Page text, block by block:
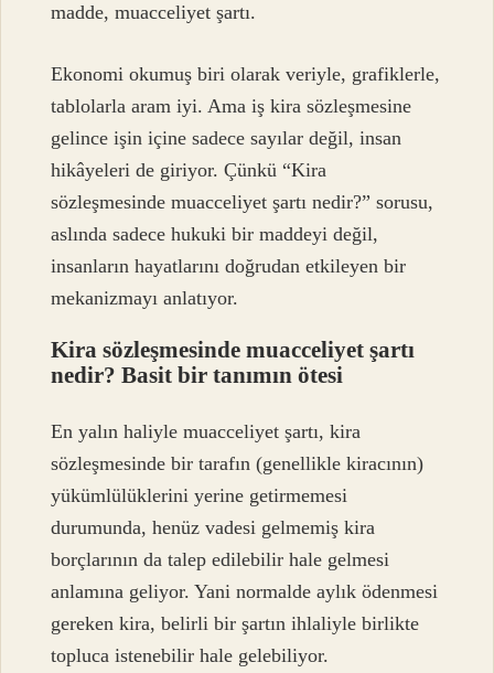
madde, muacceliyet şartı.
Ekonomi okumuş biri olarak veriyle, grafiklerle,
tablolarla aram iyi. Ama iş kira sözleşmesine
gelince işin içine sadece sayılar değil, insan
hikâyeleri de giriyor. Çünkü “Kira
sözleşmesinde muacceliyet şartı nedir?” sorusu,
aslında sadece hukuki bir maddeyi değil,
insanların hayatlarını doğrudan etkileyen bir
mekanizmayı anlatıyor.
Kira sözleşmesinde muacceliyet şartı
nedir? Basit bir tanımın ötesi
En yalın haliyle muacceliyet şartı, kira
sözleşmesinde bir tarafın (genellikle kiracının)
yükümlülüklerini yerine getirmemesi
durumunda, henüz vadesi gelmemiş kira
borçlarının da talep edilebilir hale gelmesi
anlamına geliyor. Yani normalde aylık ödenmesi
gereken kira, belirli bir şartın ihlaliyle birlikte
topluca istenebilir hale gelebiliyor.